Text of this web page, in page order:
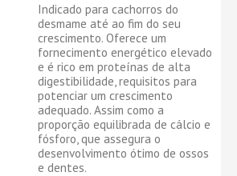
Indicado para cachorros do
desmame até ao fim do seu
crescimento. Oferece um
fornecimento energético elevado
e é rico em proteínas de alta
digestibilidade, requisitos para
potenciar um crescimento
adequado. Assim como a
proporção equilibrada de cálcio e
fósforo, que assegura o
desenvolvimento ótimo de ossos
e dentes.